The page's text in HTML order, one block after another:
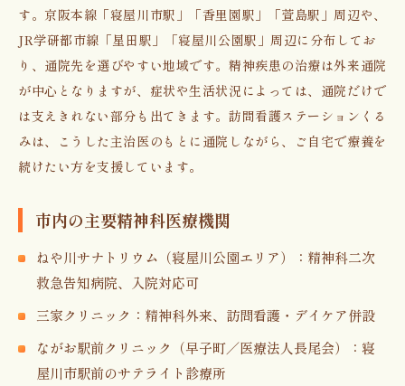
す。京阪本線「寝屋川市駅」「香里園駅」「萱島駅」周辺や、
JR学研都市線「星田駅」「寝屋川公園駅」周辺に分布してお
り、通院先を選びやすい地域です。精神疾患の治療は外来通院
が中心となりますが、症状や生活状況によっては、通院だけで
は支えきれない部分も出てきます。訪問看護ステーションくる
みは、こうした主治医のもとに通院しながら、ご自宅で療養を
続けたい方を支援しています。
市内の主要精神科医療機関
ねや川サナトリウム（寝屋川公園エリア）：精神科二次
救急告知病院、入院対応可
三家クリニック：精神科外来、訪問看護・デイケア併設
ながお駅前クリニック（早子町／医療法人長尾会）：寝
屋川市駅前のサテライト診療所